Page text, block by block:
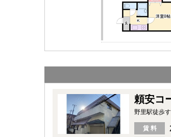
頼安コ
野里駅徒歩
賃 料